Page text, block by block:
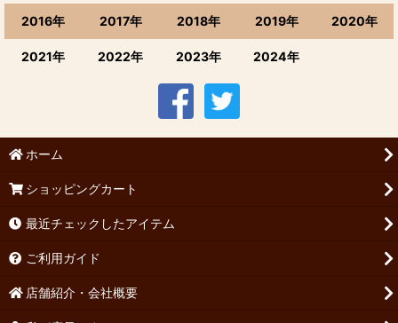
2016年 2017年 2018年 2019年 2020年
2021年 2022年 2023年 2024年
ホーム
ショッピングカート
最近チェックしたアイテム
ご利用ガイド
店舗紹介・会社概要